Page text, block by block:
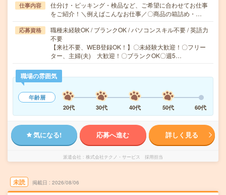
仕事内容
仕分け・ピッキング・検品など、ご希望に合わせてお仕事
をご紹介！＼例えばこんなお仕事／〇商品の箱詰め・…
応募資格
職種未経験OK / ブランクOK / パソコンスキル不要 / 英語力
不要
【来社不要、WEB登録OK！】〇未経験大歓迎！〇フリー
ター、主婦(夫) 大歓迎！〇ブランクOK〇週5…
職場の雰囲気
年齢層
20代
30代 40代 50代 60代
気になる! 応募へ進む 詳しく見る
派遣会社 株式会社テクノ・サービス 採用担当
未読 掲載日 2026/08/06